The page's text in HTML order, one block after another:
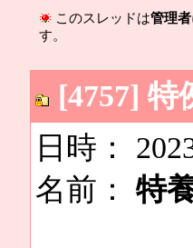
このスレッドは管理
す。
[4757]
日時：
名前： 特